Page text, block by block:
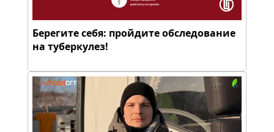
Берегите себя: пройдите обследование
на туберкулез!